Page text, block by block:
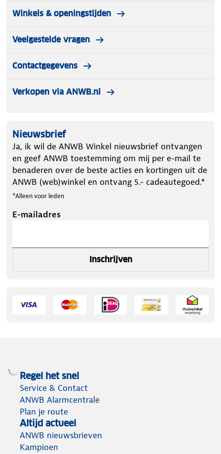
Winkels & openingstijden
Veelgestelde vragen
Contactgegevens
Verkopen via ANWB.nl
Nieuwsbrief
Ja, ik wil de ANWB Winkel nieuwsbrief ontvangen
en geef ANWB toestemming om mij per e-mail te
benaderen over de beste acties en kortingen uit de
ANWB (web)winkel en ontvang 5.- cadeautegoed.*
*Alleen voor leden
E-mailadres
Inschrijven
Regel het snel
Service & Contact
ANWB Alarmcentrale
Plan je route
Altijd actueel
ANWB nieuwsbrieven
Kampioen